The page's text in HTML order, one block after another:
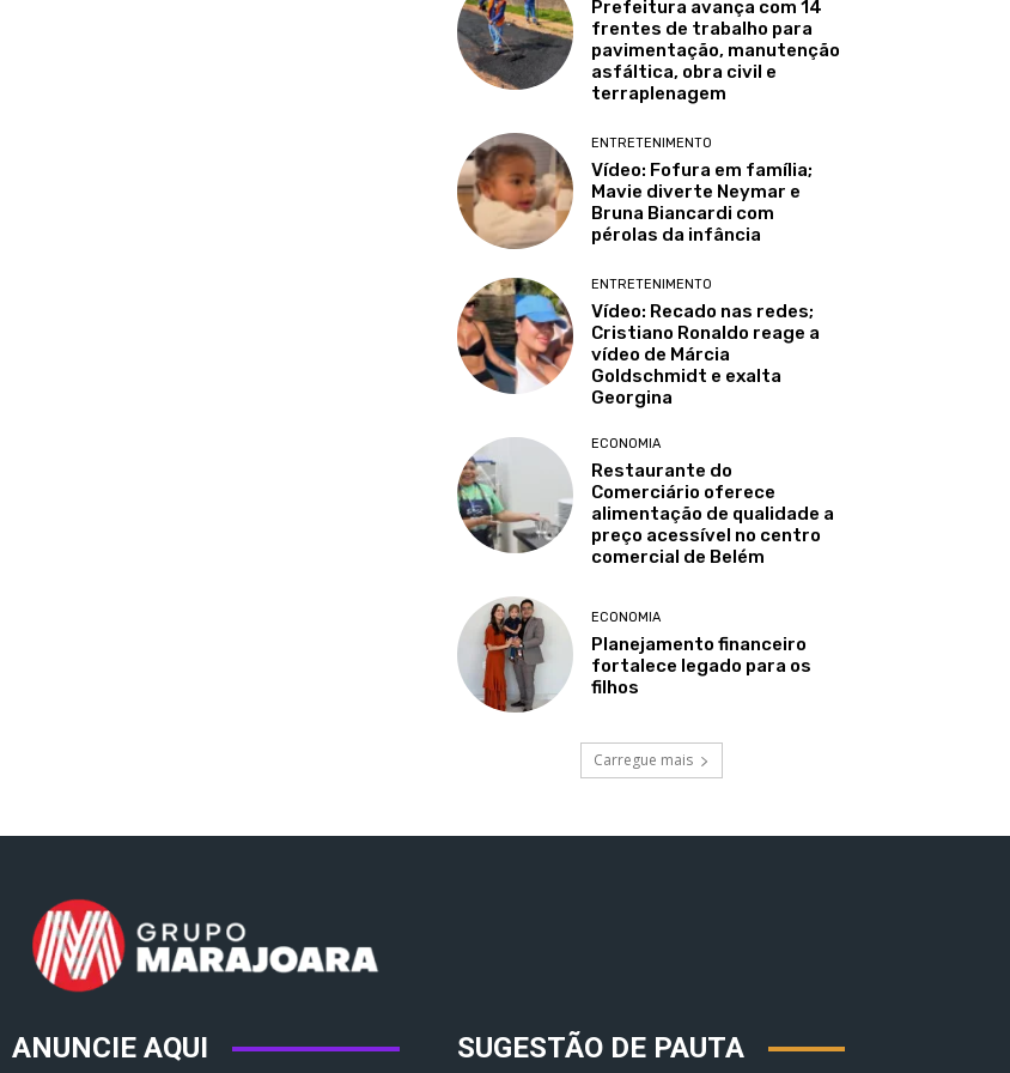
Prefeitura avança com 14
frentes de trabalho para
pavimentação, manutenção
asfáltica, obra civil e
terraplenagem
ENTRETENIMENTO
Vídeo: Fofura em família;
Mavie diverte Neymar e
Bruna Biancardi com
pérolas da infância
ENTRETENIMENTO
Vídeo: Recado nas redes;
Cristiano Ronaldo reage a
vídeo de Márcia
Goldschmidt e exalta
Georgina
ECONOMIA
Restaurante do
Comerciário oferece
alimentação de qualidade a
preço acessível no centro
comercial de Belém
ECONOMIA
Planejamento financeiro
fortalece legado para os
filhos
Carregue mais
ANUNCIE AQUI SUGESTÃO DE PAUTA